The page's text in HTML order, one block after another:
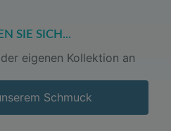
SIE SICH...
eigenen Kollektion an
Schmuck